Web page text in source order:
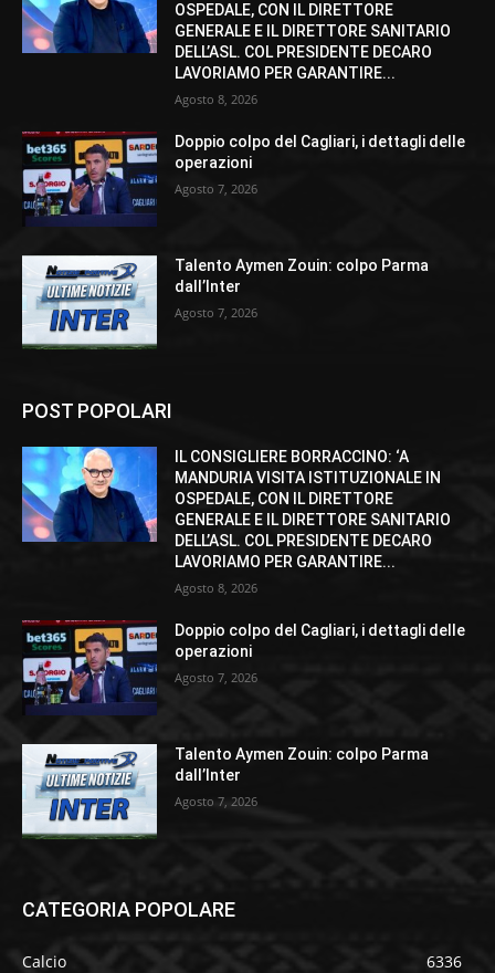
OSPEDALE, CON IL DIRETTORE
GENERALE E IL DIRETTORE SANITARIO
DELL’ASL. COL PRESIDENTE DECARO
LAVORIAMO PER GARANTIRE...
Agosto 8, 2026
Doppio colpo del Cagliari, i dettagli delle
operazioni
Agosto 7, 2026
Talento Aymen Zouin: colpo Parma
dall’Inter
Agosto 7, 2026
POST POPOLARI
IL CONSIGLIERE BORRACCINO: ‘A
MANDURIA VISITA ISTITUZIONALE IN
OSPEDALE, CON IL DIRETTORE
GENERALE E IL DIRETTORE SANITARIO
DELL’ASL. COL PRESIDENTE DECARO
LAVORIAMO PER GARANTIRE...
Agosto 8, 2026
Doppio colpo del Cagliari, i dettagli delle
operazioni
Agosto 7, 2026
Talento Aymen Zouin: colpo Parma
dall’Inter
Agosto 7, 2026
CATEGORIA POPOLARE
Calcio
6336